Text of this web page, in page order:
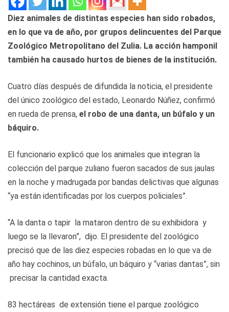
Diez animales de distintas especies han sido robados,
en lo que va de año, por grupos delincuentes del Parque
Zoológico Metropolitano del Zulia. La acción hamponil
también ha causado hurtos de bienes de la institución.
Cuatro días después de difundida la noticia, el presidente
del único zoológico del estado, Leonardo Núñez, confirmó
en rueda de prensa, el robo de una danta, un búfalo y un
báquiro.
El funcionario explicó que los animales que integran la
colección del parque zuliano fueron sacados de sus jaulas
en la noche y madrugada por bandas delictivas que algunas
“ya están identificadas por los cuerpos policiales”.
“A la danta o tapir la mataron dentro de su exhibidora y
luego se la llevaron”, dijo. El presidente del zoológico
precisó que de las diez especies robadas en lo que va de
año hay cochinos, un búfalo, un báquiro y “varias dantas”, sin
precisar la cantidad exacta.
83 hectáreas de extensión tiene el parque zoológico